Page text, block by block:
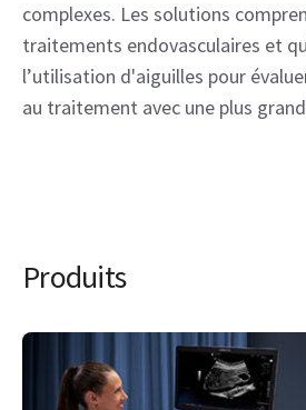
complexes. Les solutions
traitements endovasculaires et
l’utilisation d'aiguilles pour
au traitement avec une plus
Produits